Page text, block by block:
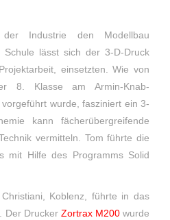
Industrie den Modellbau
lässt sich der 3-D-Druck
einsetzten. Wie von
8. Klasse am Armin-Knab-
wurde, fasziniert ein 3-
kann fächerübergreifende
vermitteln. Tom führte die
mit Hilfe des Programms Solid
Koblenz, führte in das
Der Drucker Zortrax M200 wurde